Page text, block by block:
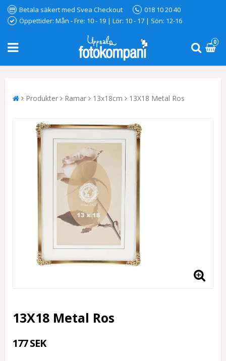
Betala säkert med Svea Checkout
018 10 20 40
Öppettider: Mån - Fre: 10 - 19 | Lör: 10 - 17 | Sön: 12-16
0
Produkter Ramar 13x18cm 13X18 Metal Ros
13X18 Metal Ros
177 SEK